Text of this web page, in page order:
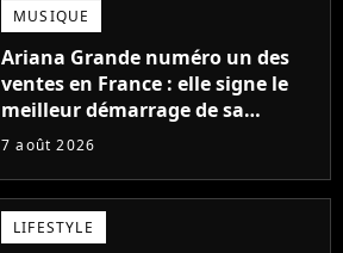
MUSIQUE
Ariana Grande numéro un des
ventes en France : elle signe le
meilleur démarrage de sa
carrière avec son album Petal
7 août 2026
LIFESTYLE